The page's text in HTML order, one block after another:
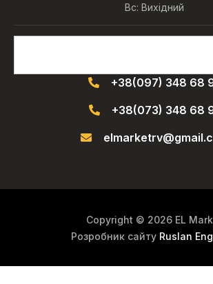
Вс: Вихідний
+38(097) 348 68
+38(073) 348 68
Copyright © 2026 EL
Розробник сайту Ruslan